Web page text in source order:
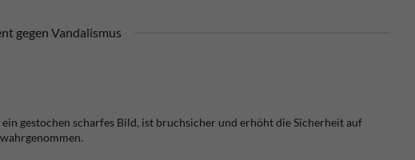
gegen Vandalismus
gestochen scharfes Bild, ist bruchsicher und erhöht die Sicherheit auf